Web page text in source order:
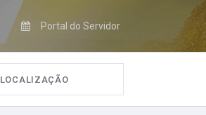
Portal do Servidor
LOCALIZAÇÃO